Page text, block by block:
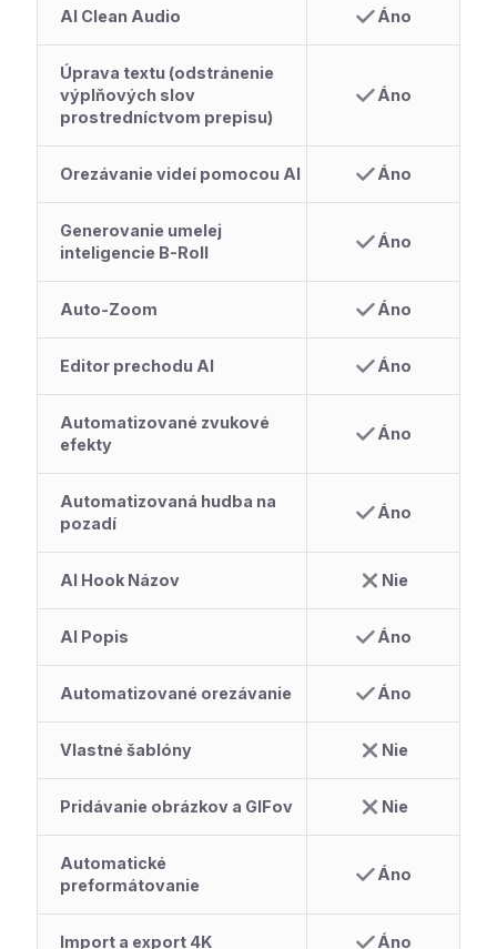
AI Clean Audio Áno
Úprava textu (odstránenie
výplňových slov
prostredníctvom prepisu)
Áno
Orezávanie videí pomocou AI Áno
Generovanie umelej
inteligencie B-Roll
Áno
Auto-Zoom Áno
Editor prechodu AI Áno
Automatizované zvukové
efekty
Áno
Automatizovaná hudba na
pozadí
Áno
AI Hook Názov Nie
AI Popis Áno
Automatizované orezávanie Áno
Vlastné šablóny Nie
Pridávanie obrázkov a GIFov Nie
Automatické
preformátovanie
Áno
Import a export 4K Áno